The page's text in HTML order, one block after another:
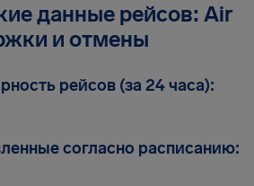
данные рейсов: Air
и отмены
рейсов (за 24 часа):
согласно расписанию: